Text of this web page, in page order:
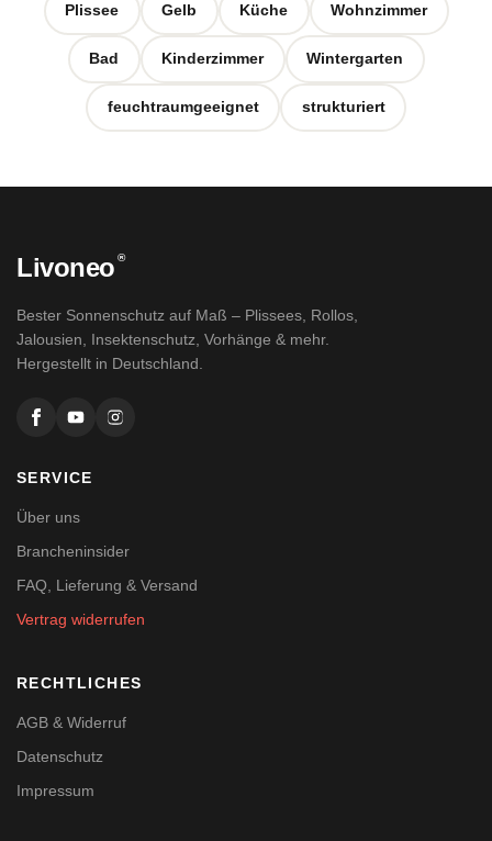
Plissee Gelb Küche Wohnzimmer
Bad Kinderzimmer Wintergarten
feuchtraumgeeignet strukturiert
Livoneo ®
Bester Sonnenschutz auf Maß – Plissees, Rollos,
Jalousien, Insektenschutz, Vorhänge & mehr.
Hergestellt in Deutschland.
SERVICE
Über uns
Brancheninsider
FAQ, Lieferung & Versand
Vertrag widerrufen
RECHTLICHES
AGB & Widerruf
Datenschutz
Impressum